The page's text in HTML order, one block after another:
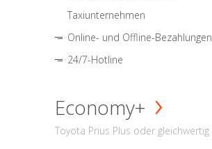
Taxiunternehmen
Online- und Offline-Bezahlungen
24/7-Hotline
Economy+
Toyota Prius Plus oder gleichwertig